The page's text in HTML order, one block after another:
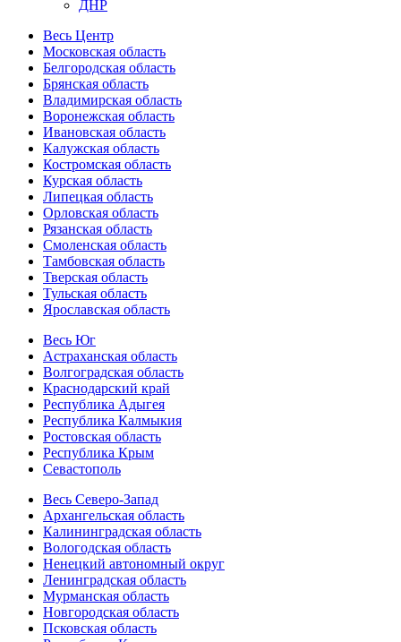
ДНР
Весь Центр
Московская область
Белгородская область
Брянская область
Владимирская область
Воронежская область
Ивановская область
Калужская область
Костромская область
Курская область
Липецкая область
Орловская область
Рязанская область
Смоленская область
Тамбовская область
Тверская область
Тульская область
Ярославская область
Весь Юг
Астраханская область
Волгоградская область
Краснодарский край
Республика Адыгея
Республика Калмыкия
Ростовская область
Республика Крым
Севастополь
Весь Северо-Запад
Архангельская область
Калининградская область
Вологодская область
Ненецкий автономный округ
Ленинградская область
Мурманская область
Новгородская область
Псковская область